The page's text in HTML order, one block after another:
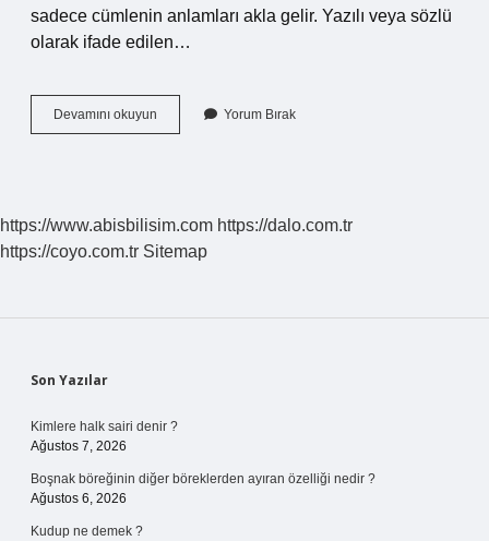
sadece cümlenin anlamları akla gelir. Yazılı veya sözlü
olarak ifade edilen…
Devamını okuyun
7
Yorum Bırak
https://www.abisbilisim.com https://dalo.com.tr
https://coyo.com.tr Sitemap
Sidebar
Son Yazılar
Kimlere halk sairi denir ?
Ağustos 7, 2026
Boşnak böreğinin diğer böreklerden ayıran özelliği nedir ?
Ağustos 6, 2026
Kudup ne demek ?